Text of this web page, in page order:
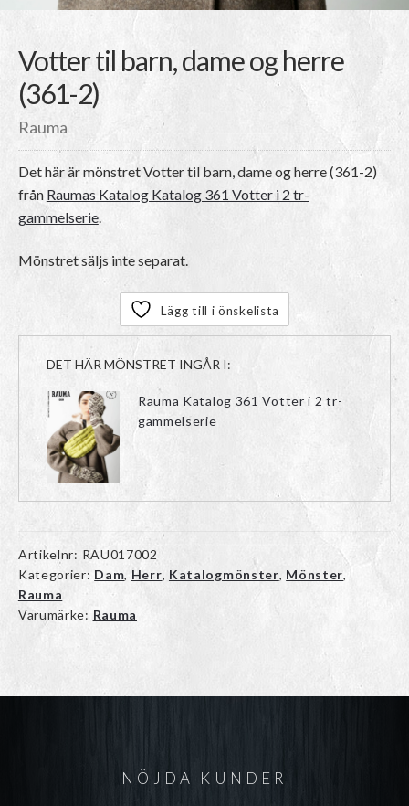
Votter til barn, dame og herre
(361-2)
Rauma
Det här är mönstretVotter til barn, dame og herre (361-2)
från Raumas Katalog Katalog 361 Votter i 2 tr-
gammelserie.
Mönstret säljs inte separat.
Lägg till i önskelista
DET HÄR MÖNSTRET INGÅR I:
Rauma Katalog 361 Votter i 2 tr-
gammelserie
Artikelnr: RAU017002
Kategorier: Dam, Herr, Katalogmönster, Mönster,
Rauma
Varumärke: Rauma
NÖJDA KUNDER